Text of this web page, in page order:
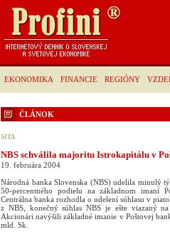
EKONOMIKA FINANCIE REGIÓNY
ČLÁNOK
SITA
NBS schválila majoritu Istrokapitálu v
19. februára 2004
Národná banka Slovenska (NBS) udelila minulý
50-percentného podielu na základnom imaní
Centrálna banka rozhodla o udelení súhlasu v
z NBS, konečný súhlas NBS je ešte viazaný
Akcionári navýšili základné imanie v Poštovej
mld. Sk.